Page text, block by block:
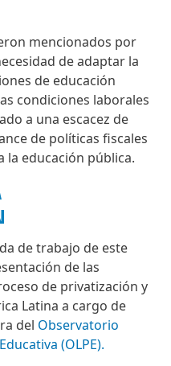
mencionados por
de adaptar la
de educación
condiciones laborales
a una escacez de
de políticas fiscales
la educación pública.
de trabajo de este
de las
de privatización y
Latina a cargo de
del Observatorio
(OLPE).